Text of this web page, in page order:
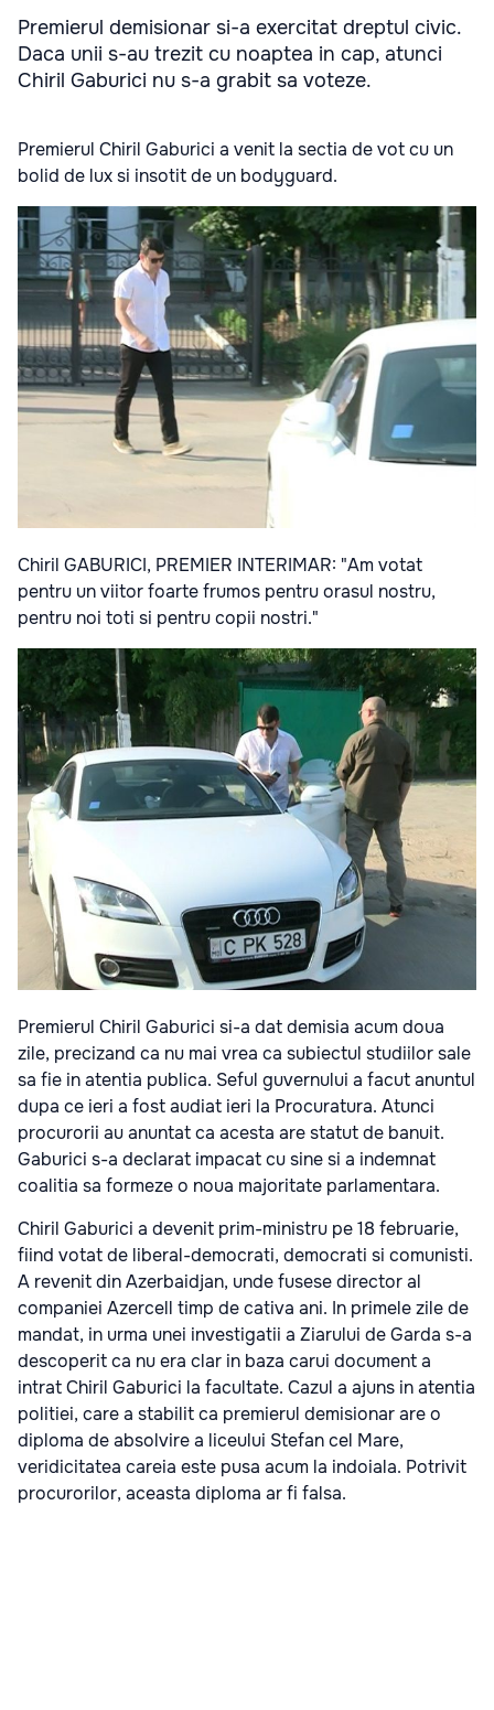
Premierul demisionar si-a exercitat dreptul civic.
Daca unii s-au trezit cu noaptea in cap, atunci
Chiril Gaburici nu s-a grabit sa voteze.
Premierul Chiril Gaburici a venit la sectia de vot cu un
bolid de lux si insotit de un bodyguard.
Chiril GABURICI, PREMIER INTERIMAR: "Am votat
pentru un viitor foarte frumos pentru orasul nostru,
pentru noi toti si pentru copii nostri."
Premierul Chiril Gaburici si-a dat demisia acum doua
zile, precizand ca nu mai vrea ca subiectul studiilor sale
sa fie in atentia publica. Seful guvernului a facut anuntul
dupa ce ieri a fost audiat ieri la Procuratura. Atunci
procurorii au anuntat ca acesta are statut de banuit.
Gaburici s-a declarat impacat cu sine si a indemnat
coalitia sa formeze o noua majoritate parlamentara.
Chiril Gaburici a devenit prim-ministru pe 18 februarie,
fiind votat de liberal-democrati, democrati si comunisti.
A revenit din Azerbaidjan, unde fusese director al
companiei Azercell timp de cativa ani. In primele zile de
mandat, in urma unei investigatii a Ziarului de Garda s-a
descoperit ca nu era clar in baza carui document a
intrat Chiril Gaburici la facultate. Cazul a ajuns in atentia
politiei, care a stabilit ca premierul demisionar are o
diploma de absolvire a liceului Stefan cel Mare,
veridicitatea careia este pusa acum la indoiala. Potrivit
procurorilor, aceasta diploma ar fi falsa.